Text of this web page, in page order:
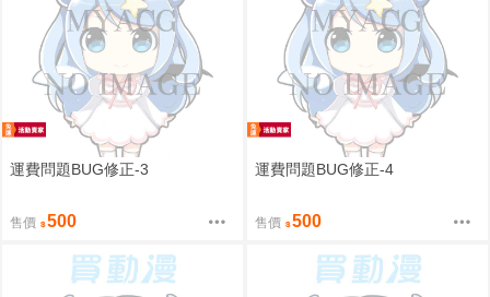
運費問題BUG修正-3
售價 500
運費問題BUG修正-4
售價 500